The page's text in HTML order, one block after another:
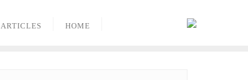
HOME
ARTICLES